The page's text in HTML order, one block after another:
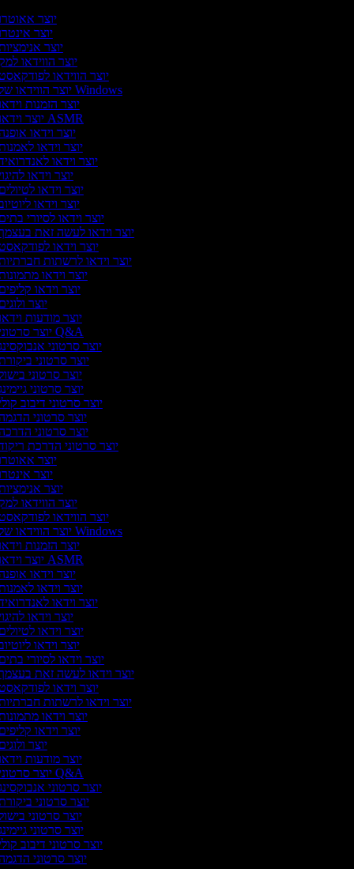
יוצר
יוצר
יוצר
יוצר הווידאו
יוצר הווידאו
יוצר הווידאו של Windows
יוצר הזמנות
יוצר וידאו ASMR
יוצר וידאו
יוצר וידאו
יוצר וידאו
יוצר וידאו
יוצר וידאו
יוצר וידאו
יוצר וידאו לסיורי
יוצר וידאו לעשה זאת
יוצר וידאו
יוצר וידאו לרשתות
יוצר וידאו
יוצר וידאו
יוצר
יוצר מודעות
יוצר סרטוני Q&A
יוצר סרטוני
יוצר סרטוני
יוצר סרטוני
יוצר סרטוני
יוצר סרטוני דיבוב
יוצר סרטוני
יוצר סרטוני
יוצר סרטוני הדרכת
יוצר
יוצר
יוצר
יוצר הווידאו
יוצר הווידאו
יוצר הווידאו של Windows
יוצר הזמנות
יוצר וידאו ASMR
יוצר וידאו
יוצר וידאו
יוצר וידאו
יוצר וידאו
יוצר וידאו
יוצר וידאו
יוצר וידאו לסיורי
יוצר וידאו לעשה זאת
יוצר וידאו
יוצר וידאו לרשתות
יוצר וידאו
יוצר וידאו
יוצר
יוצר מודעות
יוצר סרטוני Q&A
יוצר סרטוני
יוצר סרטוני
יוצר סרטוני
יוצר סרטוני
יוצר סרטוני דיבוב
יוצר סרטוני